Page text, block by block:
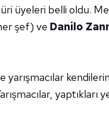
üyeleri belli oldu.
şef) ve Danilo
yaptıkları